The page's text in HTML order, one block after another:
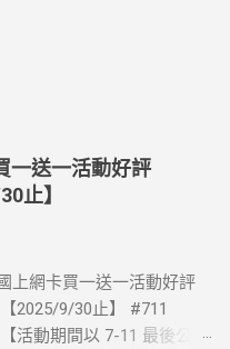
一送一活動好評
止】
上網卡買一送一活動好評
2025/9/30止】 #711
活動期間以 7-11 最後公告